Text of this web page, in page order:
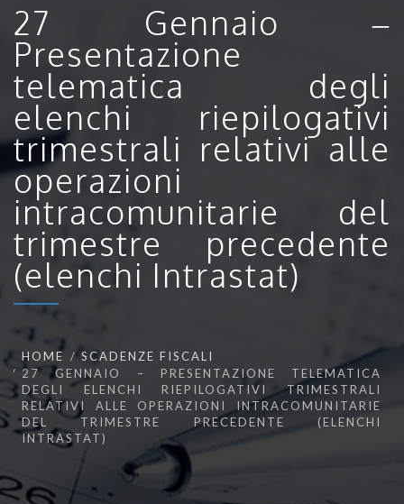
27 Gennaio –
Presentazione
telematica degli
elenchi riepilogativi
trimestrali relativi alle
operazioni
intracomunitarie del
trimestre precedente
(elenchi Intrastat)
HOME
SCADENZE FISCALI
27 GENNAIO – PRESENTAZIONE TELEMATICA
DEGLI ELENCHI RIEPILOGATIVI TRIMESTRALI
RELATIVI ALLE OPERAZIONI INTRACOMUNITARIE
DEL TRIMESTRE PRECEDENTE (ELENCHI
INTRASTAT)